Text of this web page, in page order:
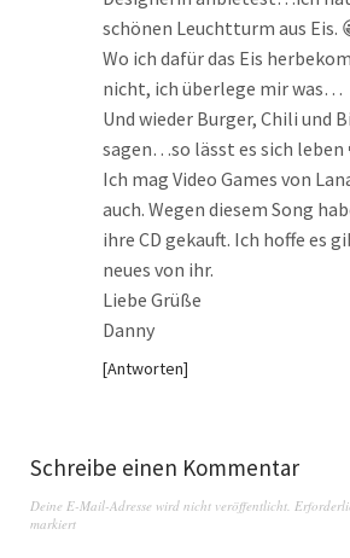
schönen Leuchtturm aus Eis.
Wo ich dafür das Eis
nicht, ich überlege mir was…
Und wieder Burger, Chili und
sagen…so lässt es sich leben
Ich mag Video Games von
auch. Wegen diesem Song
ihre CD gekauft. Ich hoffe es
neues von ihr.
Liebe Grüße
Danny
Antworten
Schreibe einen Kommentar
Deine E-Mail-Adresse wird nicht veröffentlicht.
markiert